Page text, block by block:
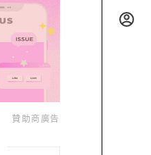
贊助商廣告